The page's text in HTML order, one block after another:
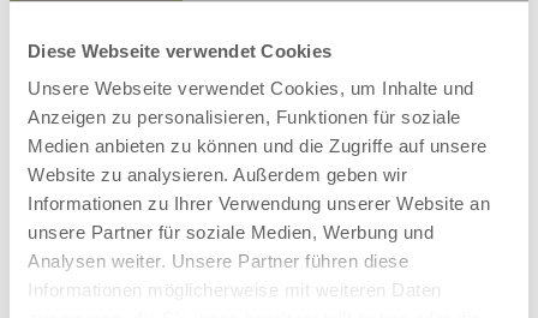
Diese Webseite verwendet Cookies
Unsere Webseite verwendet Cookies, um Inhalte und
Anzeigen zu personalisieren, Funktionen für soziale
Medien anbieten zu können und die Zugriffe auf unsere
Website zu analysieren. Außerdem geben wir
Informationen zu Ihrer Verwendung unserer Website an
unsere Partner für soziale Medien, Werbung und
Analysen weiter. Unsere Partner führen diese
Informationen möglicherweise mit weiteren Daten
Buchenbett „Valentina“ Boxspring ab€ 1.899,00